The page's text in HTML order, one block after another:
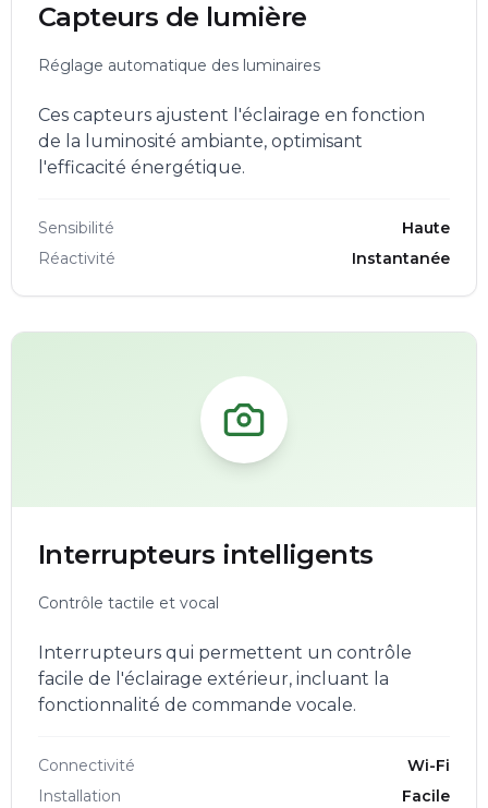
Capteurs de lumière
Réglage automatique des luminaires
Ces capteurs ajustent l'éclairage en fonction
de la luminosité ambiante, optimisant
l'efficacité énergétique.
Sensibilité
Haute
Réactivité
Instantanée
Interrupteurs intelligents
Contrôle tactile et vocal
Interrupteurs qui permettent un contrôle
facile de l'éclairage extérieur, incluant la
fonctionnalité de commande vocale.
Connectivité
Wi-Fi
Installation
Facile